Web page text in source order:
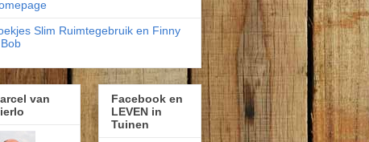
Slim Ruimtegebruik en Finny
van
Facebook en
LEVEN in
Tuinen